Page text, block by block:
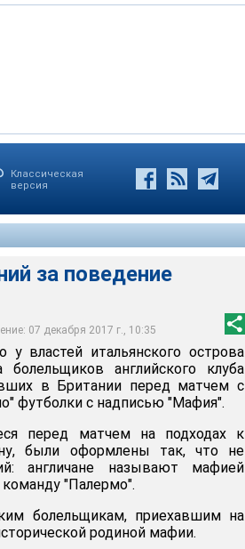
Классическая
версия
за поведение
07 декабря 2017 г., 10:35
Сицилии инициатива
в Британии перед матчем с
у властей итальянского острова
болельщиков английского клуба
в Британии перед матчем с
футболки с надписью "Мафия".
перед матчем на подходах к
были оформлены так, что не
англичане называют мафией
"Палермо".
болельщикам, приехавшим на
родиной мафии.